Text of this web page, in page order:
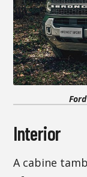
Interior
A cabine